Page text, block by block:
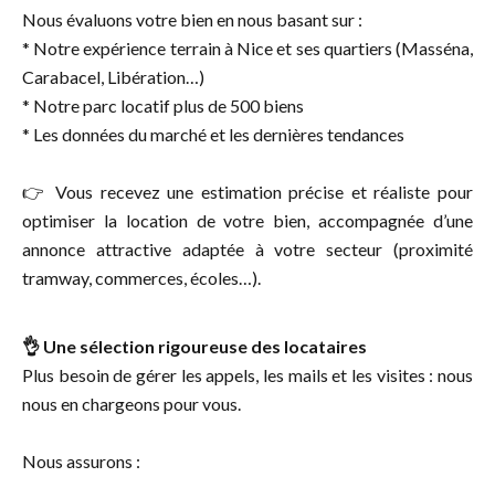
Nous évaluons votre bien en nous basant sur :
* Notre expérience terrain à Nice et ses quartiers (Masséna,
Carabacel, Libération…)
* Notre parc locatif plus de 500 biens
* Les données du marché et les dernières tendances
👉 Vous recevez une estimation précise et réaliste pour
optimiser la location de votre bien, accompagnée d’une
annonce attractive adaptée à votre secteur (proximité
tramway, commerces, écoles…).
👌 Une sélection rigoureuse des locataires
Plus besoin de gérer les appels, les mails et les visites : nous
nous en chargeons pour vous.
Nous assurons :